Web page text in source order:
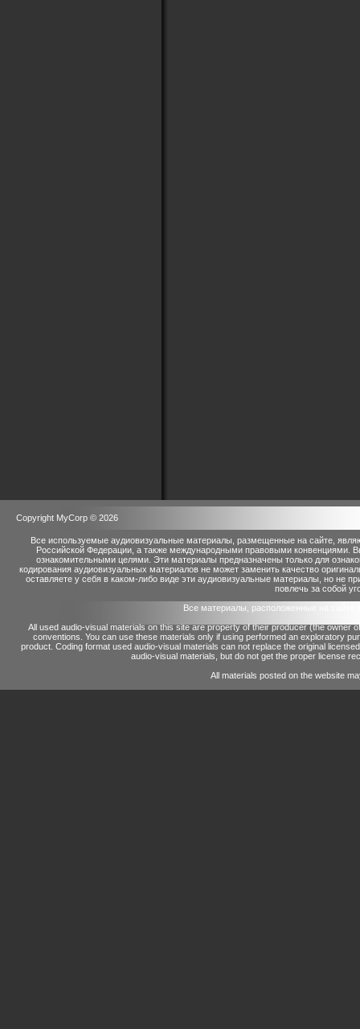
Copyright MyCorp © 2026
Все используемые аудиовизуальные материалы, размещенные на сайте,
Российской Федерации, а также международными правовыми конвенциями.
ознакомительными целями. Эти материалы предназначены только для
кодирования аудиовизуальных материалов не может заменить качество
оставляете у себя в каком-либо виде эти аудиовизуальные материалы, но не
повлечь за собой
Все материалы, расположенные на сайте
All used audio-visual materials on this site are property of their producer (the owner
conventions. You can use these materials only if using performed an exploratory
product. Coding format used audio-visual materials can not replace the original
audio-visual materials, but do not get the proper license
All materials posted on the website